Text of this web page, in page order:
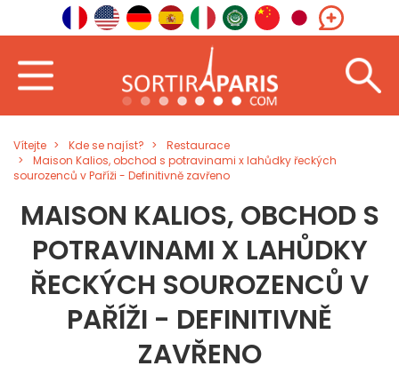
Vítejte Kde se najíst?
Restaurace
Maison Kalios, obchod s potravinami x lahůdky řeckých
sourozenců v Paříži - Definitivně zavřeno
MAISON KALIOS, OBCHOD S
POTRAVINAMI X LAHŮDKY
ŘECKÝCH SOUROZENCŮ V
PAŘÍŽI - DEFINITIVNĚ
ZAVŘENO